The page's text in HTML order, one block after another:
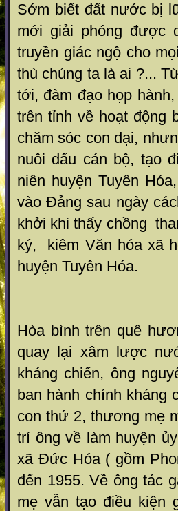
Sớm biết đất nước bị
mới giải phóng được
truyền giác ngộ cho
thù chúng ta là ai ?...
tới, đàm đạo họp
trên tỉnh về hoạt động
chăm sóc con dại,
nuôi dấu cán bộ, tạo
niên huyện Tuyên
vào Đảng sau ngày
khởi khi thấy chồng
ký, kiêm Văn hóa xã
huyện Tuyên Hóa.
Hòa bình trên quê
quay lại xâm lược
kháng chiến, ông
ban hành chính kháng
con thứ 2, thương mẹ
trí ông về làm huyện
xã Đức Hóa ( gồm
đến 1955. Về ông tác
mẹ vẫn tạo điều kiện